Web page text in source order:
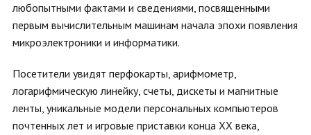
любопытными фактами и сведениями, посвященными
первым вычислительным машинам начала эпохи появления
микроэлектроники и информатики.
Посетители увидят перфокарты, арифмометр,
логарифмическую линейку, счеты, дискеты и магнитные
ленты, уникальные модели персональных компьютеров
почтенных лет и игровые приставки конца XX века,